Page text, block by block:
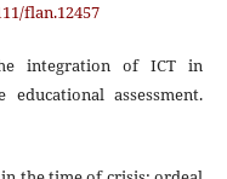
flan.12457
integration of ICT in
assessment.